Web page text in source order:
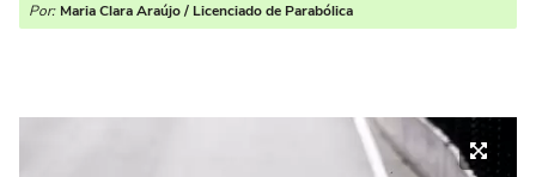
Por: Maria Clara Araújo / Licenciado de Parabólica